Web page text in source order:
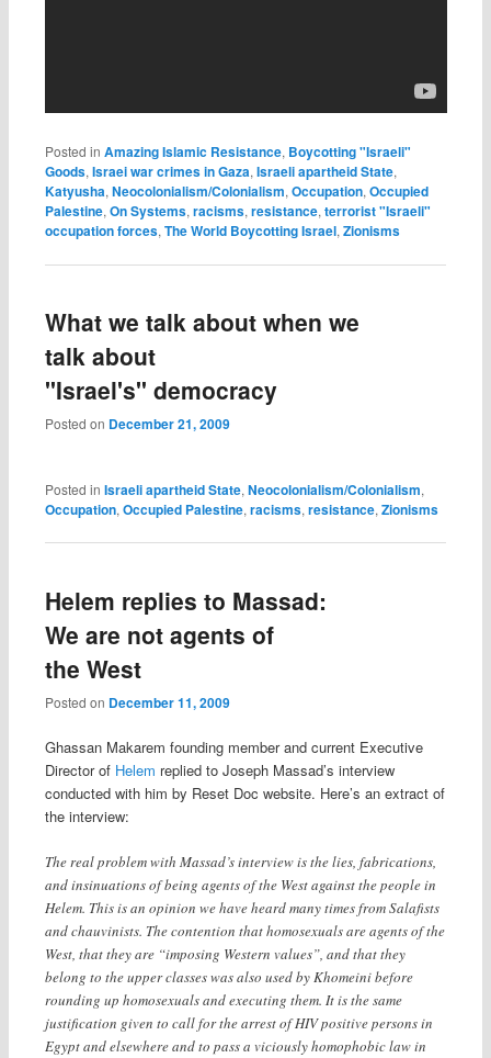
Posted in Amazing Islamic Resistance, Boycotting "Israeli"
Goods,Israei war crimes in Gaza,Israeli apartheid State,
Katyusha,Neocolonialism/Colonialism,Occupation,Occupied
Palestine,On Systems,racisms,resistance,terrorist "Israeli"
occupation forces,The World Boycotting Israel,Zionisms
What we talk about when we
talk about
"Israel's" democracy
Posted on December 21, 2009
Posted in Israeli apartheid State, Neocolonialism/Colonialism,
Occupation, Occupied Palestine, racisms, resistance, Zionisms
Helem replies to Massad:
We are not agents of
the West
Posted on December 11, 2009
Ghassan Makarem founding member and current Executive
Director of Helem replied to Joseph Massad’s interview
conducted with him by Reset Doc website. Here’s an extract of
the interview:
The real problem with Massad’s interview is the lies, fabrications,
and insinuations of being agents of the West against the people in
Helem. This is an opinion we have heard many times from Salafists
and chauvinists. The contention that homosexuals are agents of the
West, that they are “imposing Western values”, and that they
belong to the upper classes was also used by Khomeini before
rounding up homosexuals and executing them. It is the same
justification given to call for the arrest of HIV positive persons in
Egypt and elsewhere and to pass a viciously homophobic law in